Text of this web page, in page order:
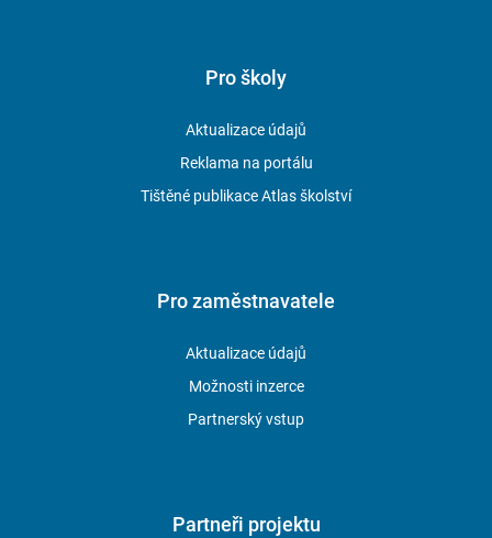
Pro školy
Aktualizace údajů
Reklama na portálu
Tištěné publikace Atlas školství
Pro zaměstnavatele
Aktualizace údajů
Možnosti inzerce
Partnerský vstup
Partneři projektu